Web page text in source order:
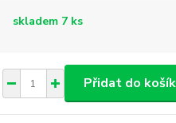
skladem 7 ks
Přidat do